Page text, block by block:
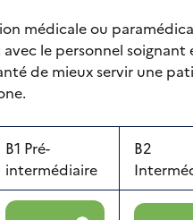
médicale ou
le personnel
de mieux servir une
B1 Pré-
intermédiaire
B2